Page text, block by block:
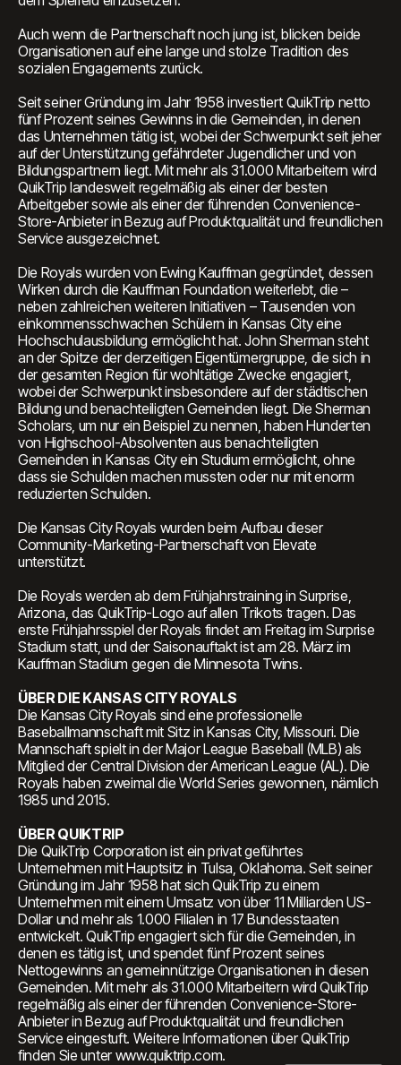
Auch wenn die Partnerschaft noch jung ist, blicken beide
Organisationen auf eine lange und stolze Tradition des
sozialen Engagements zurück.
Seit seiner Gründung im Jahr 1958 investiert QuikTrip netto
fünf Prozent seines Gewinns in die Gemeinden, in denen
das Unternehmen tätig ist, wobei der Schwerpunkt seit jeher
auf der Unterstützung gefährdeter Jugendlicher und von
Bildungspartnern liegt. Mit mehr als 31.000 Mitarbeitern wird
QuikTrip landesweit regelmäßig als einer der besten
Arbeitgeber sowie als einer der führenden Convenience-
Store-Anbieter in Bezug auf Produktqualität und freundlichen
Service ausgezeichnet.
Die Royals wurden von Ewing Kauffman gegründet, dessen
Wirken durch die Kauffman Foundation weiterlebt, die –
neben zahlreichen weiteren Initiativen – Tausenden von
einkommensschwachen Schülern in Kansas City eine
Hochschulausbildung ermöglicht hat. John Sherman steht
an der Spitze der derzeitigen Eigentümergruppe, die sich in
der gesamten Region für wohltätige Zwecke engagiert,
wobei der Schwerpunkt insbesondere auf der städtischen
Bildung und benachteiligten Gemeinden liegt. Die Sherman
Scholars, um nur ein Beispiel zu nennen, haben Hunderten
von Highschool-Absolventen aus benachteiligten
Gemeinden in Kansas City ein Studium ermöglicht, ohne
dass sie Schulden machen mussten oder nur mit enorm
reduzierten Schulden.
Die Kansas City Royals wurden beim Aufbau dieser
Community-Marketing-Partnerschaft von Elevate
unterstützt.
Die Royals werden ab dem Frühjahrstraining in Surprise,
Arizona, das QuikTrip-Logo auf allen Trikots tragen. Das
erste Frühjahrsspiel der Royals findet am Freitag im Surprise
Stadium statt, und der Saisonauftakt ist am 28. März im
Kauffman Stadium gegen die Minnesota Twins.
ÜBER DIE KANSAS CITY ROYALS
Die Kansas City Royals sind eine professionelle
Baseballmannschaft mit Sitz in Kansas City, Missouri. Die
Mannschaft spielt in der Major League Baseball (MLB) als
Mitglied der Central Division der American League (AL). Die
Royals haben zweimal die World Series gewonnen, nämlich
1985 und 2015.
ÜBER QUIKTRIP
Die QuikTrip Corporation ist ein privat geführtes
Unternehmen mit Hauptsitz in Tulsa, Oklahoma. Seit seiner
Gründung im Jahr 1958 hat sich QuikTrip zu einem
Unternehmen mit einem Umsatz von über 11 Milliarden US-
Dollar und mehr als 1.000 Filialen in 17 Bundesstaaten
entwickelt. QuikTrip engagiert sich für die Gemeinden, in
denen es tätig ist, und spendet fünf Prozent seines
Nettogewinns an gemeinnützige Organisationen in diesen
Gemeinden. Mit mehr als 31.000 Mitarbeitern wird QuikTrip
regelmäßig als einer der führenden Convenience-Store-
Anbieter in Bezug auf Produktqualität und freundlichen
Service eingestuft. Weitere Informationen über QuikTrip
finden Sie unter www.quiktrip.com.